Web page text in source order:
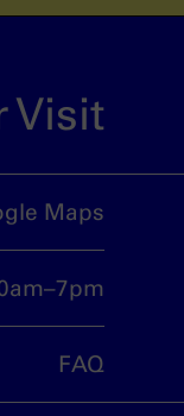
Visit
Maps
FAQ